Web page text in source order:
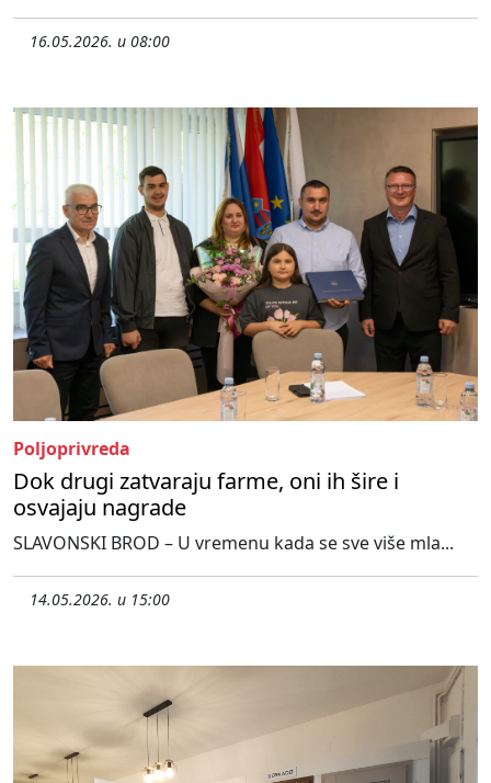
16.05.2026. u 08:00
Poljoprivreda
Dok drugi zatvaraju farme, oni ih šire i
osvajaju nagrade
SLAVONSKI BROD – U vremenu kada se sve više mla...
14.05.2026. u 15:00